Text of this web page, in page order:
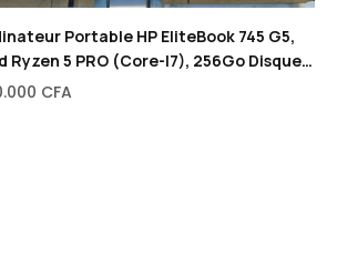
Portable HP EliteBook 745 G5,
Ryzen 5 PRO (Core-I7), 256Go Disque
8Go de RAM, 1 Go Dédié de Carte
CFA